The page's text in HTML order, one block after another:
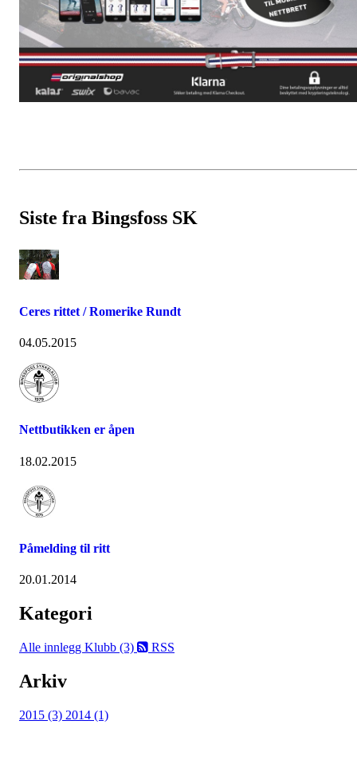
Siste fra Bingsfoss SK
Ceres rittet / Romerike Rundt
04.05.2015
Nettbutikken er åpen
18.02.2015
Påmelding til ritt
20.01.2014
Kategori
Alle innlegg Klubb (3) RSS
Arkiv
2015 (3) 2014 (1)